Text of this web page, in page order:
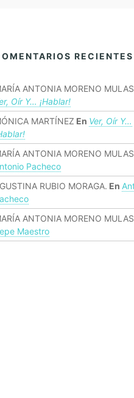
RECIENTES
ANTONIA MORENO MULAS
Oír Y… ¡hablar!
MARTÍNEZ En Ver, Oír Y…
ANTONIA MORENO MULAS
Pacheco
RUBIO MORAGA. En
ANTONIA MORENO MULAS
Maestro